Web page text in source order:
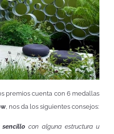
premios cuenta con 6 medallas
, nos da los siguientes consejos:
sencillo con alguna estructura u